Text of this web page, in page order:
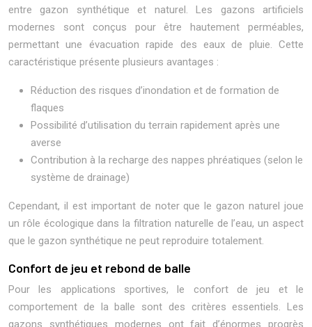
entre gazon synthétique et naturel. Les gazons artificiels
modernes sont conçus pour être hautement perméables,
permettant une évacuation rapide des eaux de pluie. Cette
caractéristique présente plusieurs avantages :
Réduction des risques d’inondation et de formation de
flaques
Possibilité d’utilisation du terrain rapidement après une
averse
Contribution à la recharge des nappes phréatiques (selon le
système de drainage)
Cependant, il est important de noter que le gazon naturel joue
un rôle écologique dans la filtration naturelle de l’eau, un aspect
que le gazon synthétique ne peut reproduire totalement.
Confort de jeu et rebond de balle
Pour les applications sportives, le confort de jeu et le
comportement de la balle sont des critères essentiels. Les
gazons synthétiques modernes ont fait d’énormes progrès